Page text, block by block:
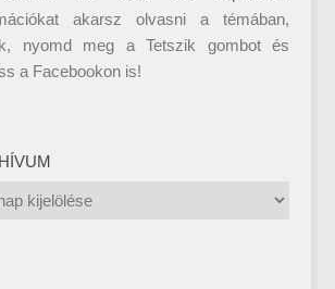
akarsz olvasni a témában,
nyomd meg a Tetszik gombot és
a Facebookon is!